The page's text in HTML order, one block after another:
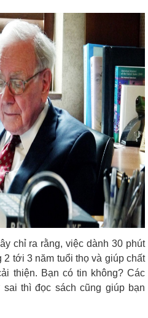
chỉ ra rằng, việc dành 30 phút
tới 3 năm tuổi thọ và giúp chất
thiện. Bạn có tin không? Các
thì đọc sách cũng giúp bạn